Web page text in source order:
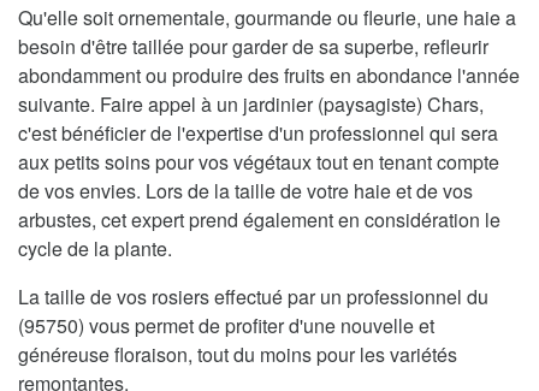
Qu'elle soit ornementale, gourmande ou fleurie, une haie a
besoin d'être taillée pour garder de sa superbe, refleurir
abondamment ou produire des fruits en abondance l'année
suivante. Faire appel à un jardinier (paysagiste) Chars,
c'est bénéficier de l'expertise d'un professionnel qui sera
aux petits soins pour vos végétaux tout en tenant compte
de vos envies. Lors de la taille de votre haie et de vos
arbustes, cet expert prend également en considération le
cycle de la plante.
La taille de vos rosiers effectué par un professionnel du
(95750) vous permet de profiter d'une nouvelle et
généreuse floraison, tout du moins pour les variétés
remontantes.